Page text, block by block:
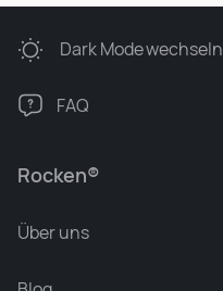
Rocken®
Über uns
Dark Modewechseln
FAQ